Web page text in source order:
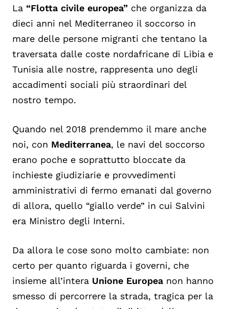
La “Flotta civile europea” che organizza da
dieci anni nel Mediterraneo il soccorso in
mare delle persone migranti che tentano la
traversata dalle coste nordafricane di Libia e
Tunisia alle nostre, rappresenta uno degli
accadimenti sociali più straordinari del
nostro tempo.
Quando nel 2018 prendemmo il mare anche
noi, con Mediterranea, le navi del soccorso
erano poche e soprattutto bloccate da
inchieste giudiziarie e provvedimenti
amministrativi di fermo emanati dal governo
di allora, quello “giallo verde” in cui Salvini
era Ministro degli Interni.
Da allora le cose sono molto cambiate: non
certo per quanto riguarda i governi, che
insieme all’intera Unione Europea non hanno
smesso di percorrere la strada, tragica per la